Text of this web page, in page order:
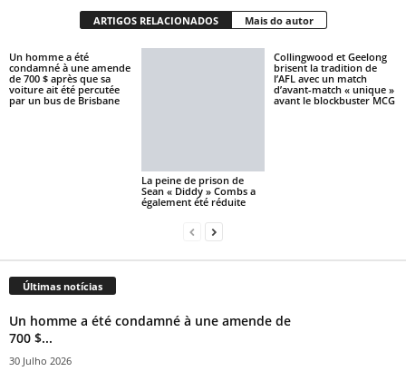
ARTIGOS RELACIONADOS Mais do autor
Un homme a été
condamné à une amende
de 700 $ après que sa
voiture ait été percutée
par un bus de Brisbane
La peine de prison de
Sean « Diddy » Combs a
également été réduite
Collingwood et Geelong
brisent la tradition de
l’AFL avec un match
d’avant-match « unique »
avant le blockbuster MCG
Últimas notícias
Un homme a été condamné à une amende de
700 $...
30 Julho 2026